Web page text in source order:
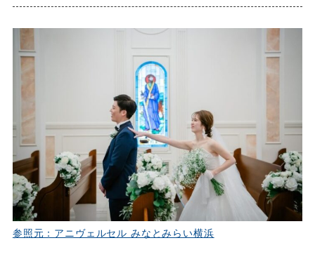
参照元：アニヴェルセル みなとみらい横浜